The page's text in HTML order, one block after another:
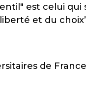
est celui
et du
de